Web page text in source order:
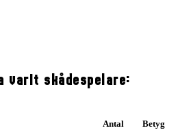
varit skådespelare:
Antal Betyg